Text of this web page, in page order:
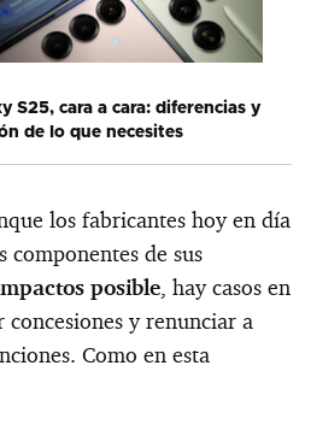
S25, cara a cara: diferencias y
de lo que necesites
los fabricantes hoy en día
componentes de sus
posible, hay casos en
concesiones y renunciar a
Como en esta